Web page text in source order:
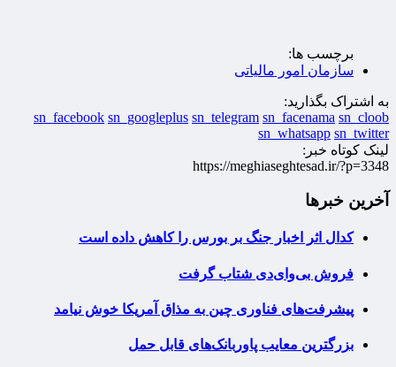
برچسب ها:
سازمان امور مالیاتی
به اشتراک بگذارید:
sn_facebook sn_googleplus sn_telegram sn_facenama sn_cloob
sn_whatsapp sn_twitter
لینک کوتاه خبر:
https://meghiaseghtesad.ir/?p=3348
آخرین خبرها
کدال اثر اخبار جنگ بر بورس را کاهش داده است
فروش بی‌وای‌دی شتاب گرفت
پیشرفت‌های فناوری چین به مذاق آمریکا خوش نیامد
بزرگترین معایب پاوربانک‌های قابل حمل